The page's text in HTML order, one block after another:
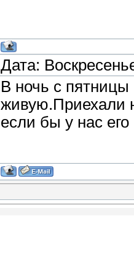
Дата:
В ночь с пятницы
живую.Приехали
если бы у нас